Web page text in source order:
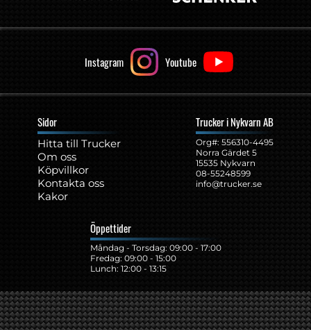
Instagram Youtube
Sidor
Hitta till Trucker
Om oss
Köpvillkor
Kontakta oss
Kakor
Trucker i Nykvarn AB
Org#: ‍556310-4495
Norra Gärdet 5
15535 Nykvarn
08-55248599
info@trucker.se
Öppettider
Måndag - Torsdag: 09:00 - 17:00
Fredag: 09:00 - 15:00
Lunch: 12:00 - 13:15